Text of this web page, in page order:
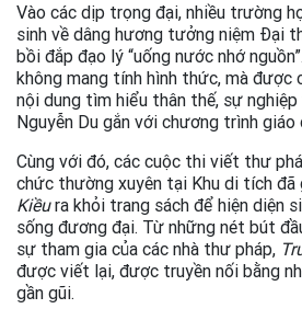
Vào các dịp trọng đại, nhiều trường
sinh về dâng hương tưởng niệm Đại
bồi đắp đạo lý “uống nước nhớ
không mang tính hình thức, mà được
nội dung tìm hiểu thân thế, sự
Nguyễn Du gắn với chương trình giáo
Cùng với đó, các cuộc thi viết thư
chức thường xuyên tại Khu di tích đã
Kiềura khỏi trang sách để hiện diện
sống đương đại. Từ những nét bút
sự tham gia của các nhà thư pháp,
được viết lại, được truyền nối bằng
gần gũi.